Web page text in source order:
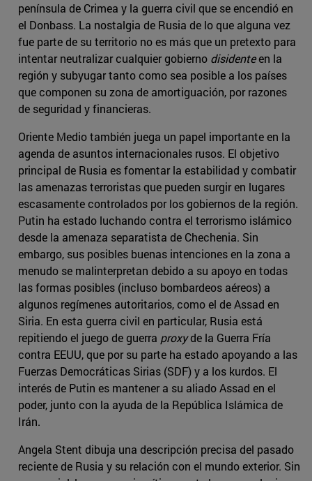
península de Crimea y la guerra civil que se encendió en
el Donbass. La nostalgia de Rusia de lo que alguna vez
fue parte de su territorio no es más que un pretexto para
intentar neutralizar cualquier gobierno disidenteen la
región y subyugar tanto como sea posible a los países
que componen su zona de amortiguación, por razones
de seguridad y financieras.
Oriente Medio también juega un papel importante en la
agenda de asuntos internacionales rusos. El objetivo
principal de Rusia es fomentar la estabilidad y combatir
las amenazas terroristas que pueden surgir en lugares
escasamente controlados por los gobiernos de la región.
Putin ha estado luchando contra el terrorismo islámico
desde la amenaza separatista de Chechenia. Sin
embargo, sus posibles buenas intenciones en la zona a
menudo se malinterpretan debido a su apoyo en todas
las formas posibles (incluso bombardeos aéreos) a
algunos regímenes autoritarios, como el de Assad en
Siria. En esta guerra civil en particular, Rusia está
repitiendo el juego de guerra proxyde la Guerra Fría
contra EEUU, que por su parte ha estado apoyando a las
Fuerzas Democráticas Sirias (SDF) y a los kurdos. El
interés de Putin es mantener a su aliado Assad en el
poder, junto con la ayuda de la República Islámica de
Irán.
Angela Stent dibuja una descripción precisa del pasado
reciente de Rusia y su relación con el mundo exterior. Sin